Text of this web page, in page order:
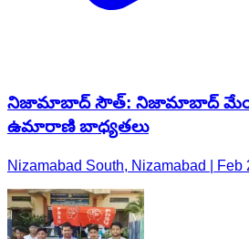
నిజామాబాద్ సౌత్: నిజామాబాద్
ఉమారాణి బాధ్యతలు
Nizamabad South, Nizamabad | Feb